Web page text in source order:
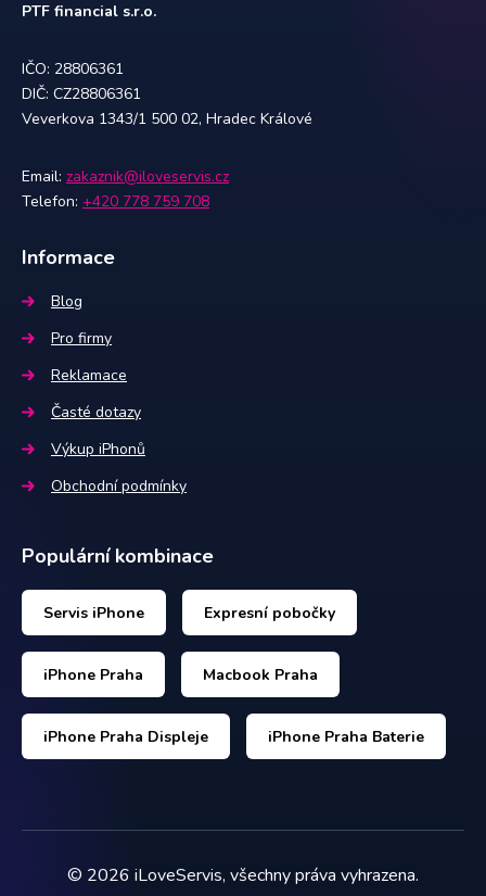
PTF financial s.r.o.
IČO: 28806361
DIČ: CZ28806361
Veverkova 1343/1 500 02, Hradec Králové
Email: zakaznik@iloveservis.cz
Telefon: +420 778 759 708
Informace
Blog
Pro firmy
Reklamace
Časté dotazy
Výkup iPhonů
Obchodní podmínky
Populární kombinace
Servis iPhone Expresní pobočky
iPhone Praha Macbook Praha
iPhone Praha Displeje iPhone Praha Baterie
© 2026 iLoveServis, všechny práva vyhrazena.